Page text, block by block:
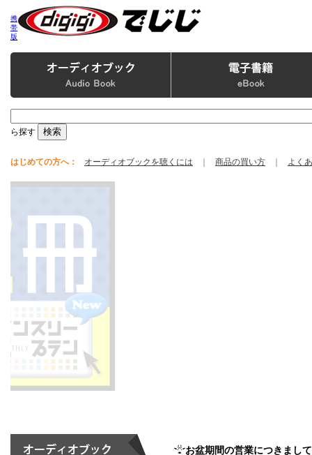
携
帯
版
ら探す
はじめての方へ： オーディオブックを聴くには 商品の買い方 よく
お盆期間の営業につきまして